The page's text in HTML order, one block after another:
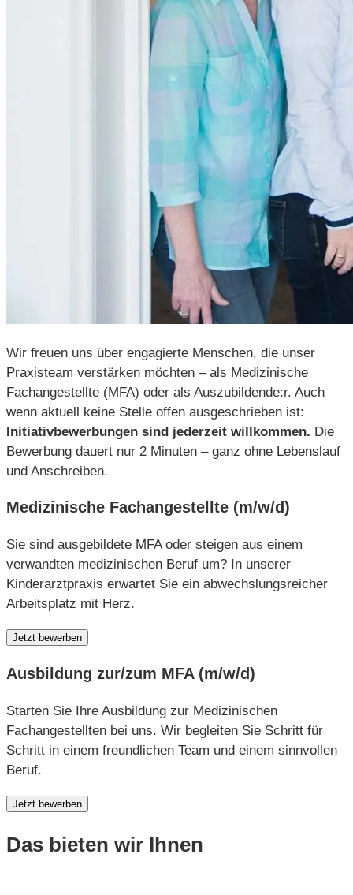
Wir freuen uns über engagierte Menschen, die unser
Praxisteam verstärken möchten – als Medizinische
Fachangestellte (MFA) oder als Auszubildende:r. Auch
wenn aktuell keine Stelle offen ausgeschrieben ist:
Initiativbewerbungen sind jederzeit willkommen. Die
Bewerbung dauert nur 2 Minuten – ganz ohne Lebenslauf
und Anschreiben.
Medizinische Fachangestellte (m/w/d)
Sie sind ausgebildete MFA oder steigen aus einem
verwandten medizinischen Beruf um? In unserer
Kinderarztpraxis erwartet Sie ein abwechslungsreicher
Arbeitsplatz mit Herz.
Jetzt bewerben
Ausbildung zur/zum MFA (m/w/d)
Starten Sie Ihre Ausbildung zur Medizinischen
Fachangestellten bei uns. Wir begleiten Sie Schritt für
Schritt in einem freundlichen Team und einem sinnvollen
Beruf.
Jetzt bewerben
Das bieten wir Ihnen